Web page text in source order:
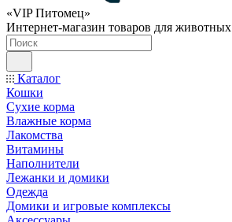
«VIP Питомец»
Интернет-магазин товаров для животных
Каталог
Кошки
Сухие корма
Влажные корма
Лакомства
Витамины
Наполнители
Лежанки и домики
Одежда
Домики и игровые комплексы